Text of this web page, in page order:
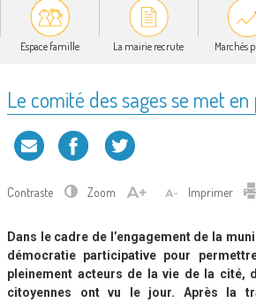
Espace famille La mairie recrute Marchés
Le comité des sages se met en
Contraste Zoom Imprimer
Dans le cadre de l’engagement de la
démocratie participative pour
pleinement acteurs de la vie de la cité,
citoyennes ont vu le jour. Après la